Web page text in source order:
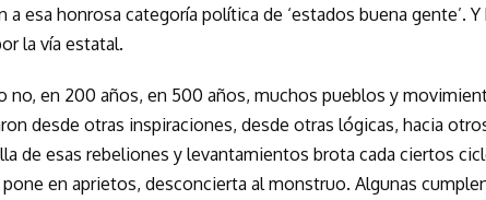
a esa honrosa categoría política de ‘estados buena gente’.
la vía estatal.
no, en 200 años, en 500 años, muchos pueblos y
desde otras inspiraciones, desde otras lógicas, hacia
de esas rebeliones y levantamientos brota cada ciertos
pone en aprietos, desconcierta al monstruo. Algunas